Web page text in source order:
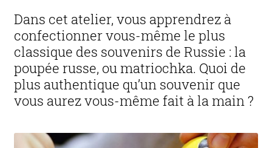
Dans cet atelier, vous apprendrez à
confectionner vous-même le plus
classique des souvenirs de Russie : la
poupée russe, ou matriochka. Quoi de
plus authentique qu’un souvenir que
vous aurez vous-même fait à la main ?